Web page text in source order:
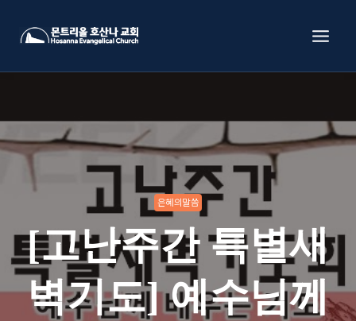
은혜의말씀
[고난주간 특별새
벽기도] 예수님께